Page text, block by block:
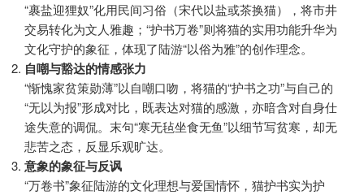
“裹盐迎狸奴”化用民间习俗（宋代以盐或茶换猫），将市井
交易转化为文人雅趣；“护书万卷”则将猫的实用功能升华为
文化守护的象征，体现了陆游“以俗为雅”的创作理念。
自嘲与豁达的情感张力
“惭愧家贫策勋薄”以自嘲口吻，将猫的“护书之功”与自己的
“无以为报”形成对比，既表达对猫的感激，亦暗含对自身仕
途失意的调侃。末句“寒无毡坐食无鱼”以细节写贫寒，却无
悲苦之态，反显乐观旷达。
意象的象征与反讽
“万卷书”象征陆游的文化理想与爱国情怀，猫护书实为护